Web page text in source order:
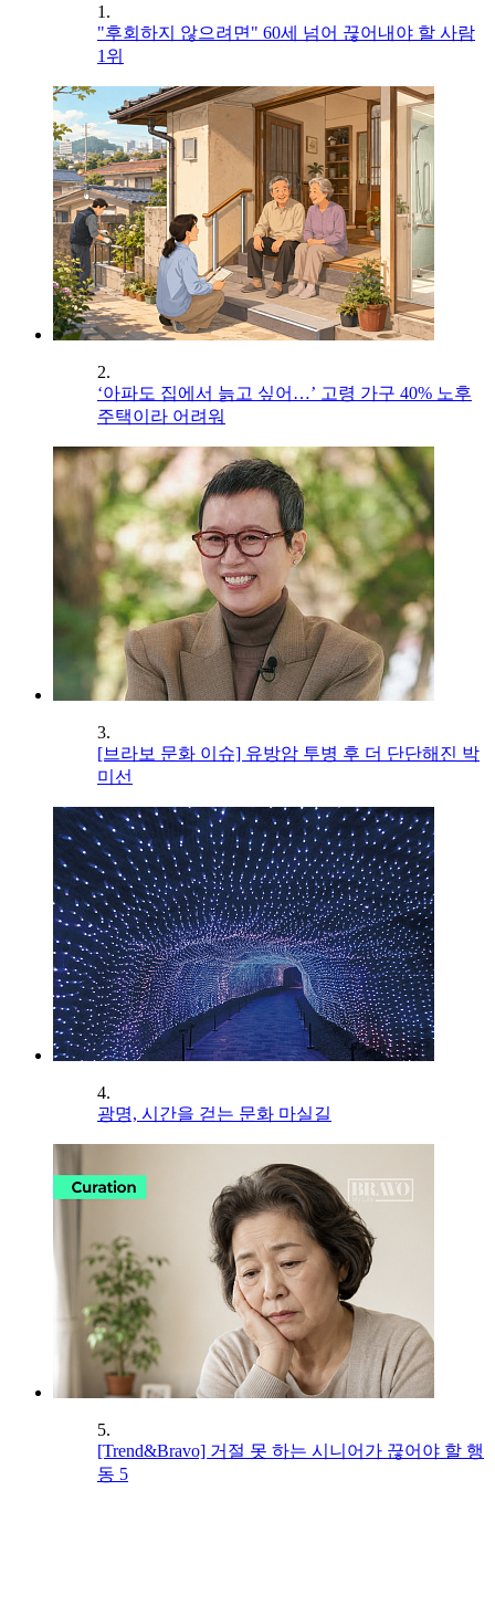
1.
"후회하지 않으려면" 60세 넘어 끊어내야 할 사람
1위
2.
‘아파도 집에서 늙고 싶어…’ 고령 가구 40% 노후
주택이라 어려워
3.
[브라보 문화 이슈] 유방암 투병 후 더 단단해진 박
미선
4.
광명, 시간을 걷는 문화 마실길
5.
[Trend&Bravo] 거절 못 하는 시니어가 끊어야 할 행
동 5